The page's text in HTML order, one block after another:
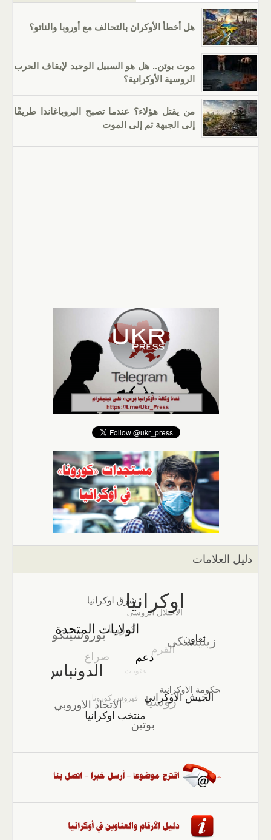
هل أخطأ الأوكران بالتحالف مع أوروبا والناتو؟
موت بوتن.. هل هو السبيل الوحيد لإيقاف الحرب
الروسية الأوكرانية؟
من يقتل هؤلاء؟ عندما تصبح البروباغاندا طريقًا
إلى الجبهة ثم إلى الموت
دليل العلامات